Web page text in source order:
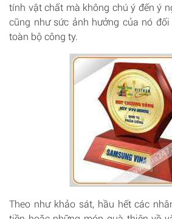
tính vật chất mà không chú ý đến ý
cũng như sức ảnh hưởng của nó
toàn bộ công ty.
Theo như khảo sát, hầu hết các